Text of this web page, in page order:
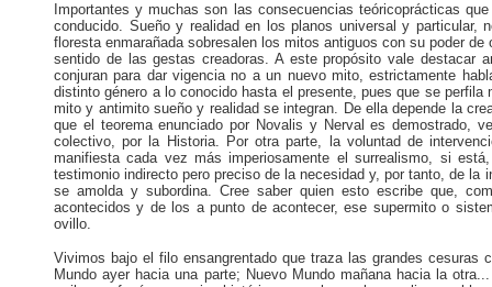
Importantes y muchas son las consecuencias teóricoprácticas
conducido. Sueño y realidad en los planos universal y
floresta enmarañada sobresalen los mitos antiguos con su poder
sentido de las gestas creadoras. A este propósito vale destacar
conjuran para dar vigencia no a un nuevo mito, estrictamente
distinto género a lo conocido hasta el presente, pues que se
mito y antimito sueño y realidad se integran. De ella depende la
que el teorema enunciado por Novalis y Nerval es demostrado,
colectivo, por la Historia. Por otra parte, la voluntad de
manifiesta cada vez más imperiosamente el surrealismo, si
testimonio indirecto pero preciso de la necesidad y, por tanto, de
se amolda y subordina. Cree saber quien esto escribe que,
acontecidos y de los a punto de acontecer, ese supermito o
ovillo.
Vivimos bajo el filo ensangrentado que traza las grandes
Mundo ayer hacia una parte; Nuevo Mundo mañana hacia la